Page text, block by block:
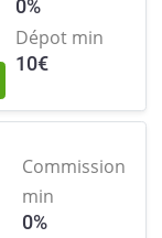
0%
Dépot min
10€
Commission
min
0%